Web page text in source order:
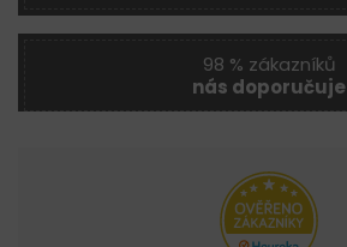
98 % zákazníků
nás doporučuje